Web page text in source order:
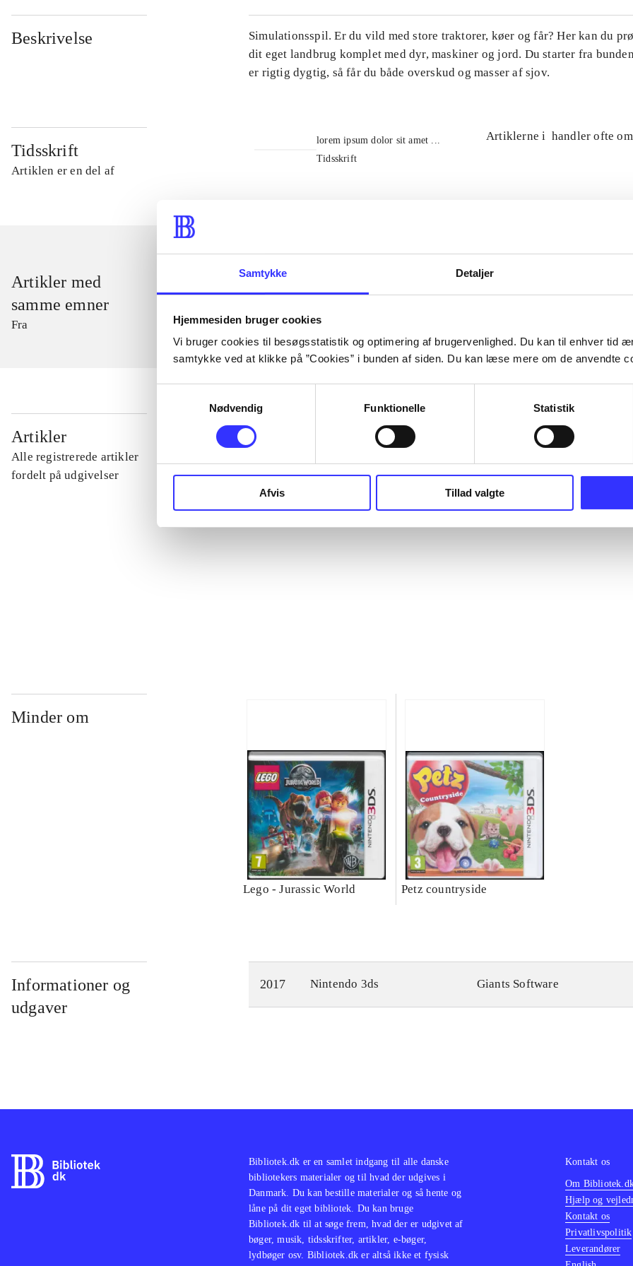
Samtykke Detaljer
Hjemmesiden bruger cookies
Vi bruger cookies til besøgsstatistik og optimering af brugervenlighed. Du kan til enhver tid
samtykke ved at klikke på ”Cookies” i bunden af siden. Du kan læse mere om de anvendte
Nødvendig
Funktionelle Statistik
Afvis Tillad valgte
Beskrivelse
Simulationsspil. Er du vild med store traktorer, køer og får? Her kan du
dit eget landbrug komplet med dyr, maskiner og jord. Du starter fra
er rigtig dygtig, så får du både overskud og masser af sjov.
Tidsskrift
Artiklen er en del af
lorem ipsum dolor sit amet ...
Tidsskrift
Artiklerne i handler ofte om
Artikler med
samme emner
Fra
Artikler
Alle registrerede artikler
fordelt på udgivelser
...
...
Minder om
Lego - Jurassic World Petz countryside
Informationer og
udgaver
2017 Nintendo 3ds Giants Software
Bibliotek.dk er en samlet indgang til alle danske
bibliotekers materialer og til hvad der udgives i
Danmark. Du kan bestille materialer og så hente og
låne på dit eget bibliotek. Du kan bruge
Bibliotek.dk til at søge frem, hvad der er udgivet af
bøger, musik, tidsskrifter, artikler, e-bøger,
lydbøger osv. Bibliotek.dk er altså ikke et fysisk
Kontakt os
Om
Hjælp og
Kontakt os
Privatlivspolitik
Leverandører